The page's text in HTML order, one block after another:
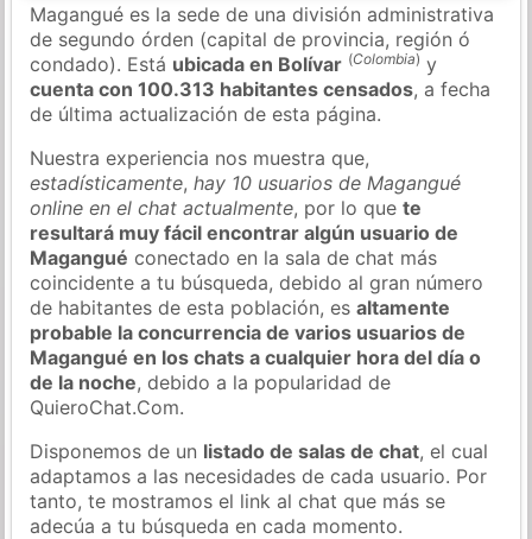
Magangué es la sede de una división administrativa
de segundo órden (capital de provincia, región ó
condado). Está ubicada en Bolívar (Colombia) y
cuenta con 100.313 habitantes censados, a fecha
de última actualización de esta página.
Nuestra experiencia nos muestra que,
estadísticamente,hay 10 usuarios de Magangué
online en el chat actualmente, por lo quete
resultará muy fácil encontrar algún usuario de
Magangué conectado en la sala de chat más
coincidente a tu búsqueda, debido al gran número
de habitantes de esta población, esaltamente
probable la concurrencia de varios usuarios de
Magangué en los chats a cualquier hora del día o
de la noche, debido a la popularidad de
QuieroChat.Com.
Disponemos de un listado de salas de chat, el cual
adaptamos a las necesidades de cada usuario. Por
tanto, te mostramos el link al chat que más se
adecúa a tu búsqueda en cada momento.